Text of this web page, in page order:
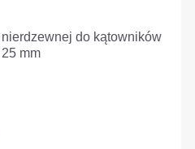
do kątowników
mm